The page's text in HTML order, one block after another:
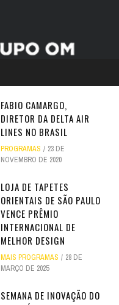
FABIO CAMARGO,
DIRETOR DA DELTA AIR
LINES NO BRASIL
PROGRAMAS
23 DE
NOVEMBRO DE 2020
LOJA DE TAPETES
ORIENTAIS DE SÃO PAULO
VENCE PRÊMIO
INTERNACIONAL DE
MELHOR DESIGN
MAIS PROGRAMAS
28 DE
MARÇO DE 2025
SEMANA DE INOVAÇÃO DO